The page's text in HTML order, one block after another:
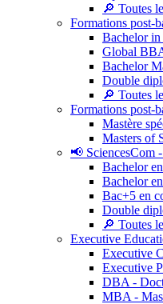
🔎 Toutes
Formations post-
Bachelor in
Global
Bachelor
Double
🔎 Toutes
Formations post-
Mastère
Masters of
📢 SciencesCom
Bachelor
Bachelor
Bac+5 en
Double
🔎 Toutes
Executive
Executive
Executive
DBA -
MBA -